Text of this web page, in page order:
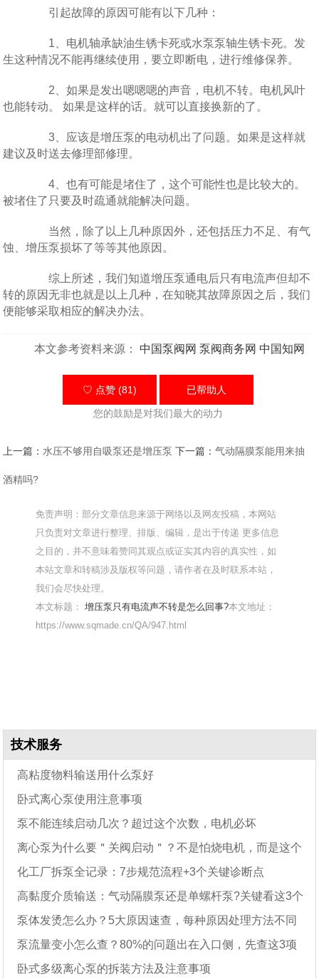
引起故障的原因可能有以下几种：
1、电机轴承缺油生锈卡死或水泵泵轴生锈卡死。发
生这种情况不能再继续使用，要立即断电，进行维修保养。
2、如果是发出嗯嗯嗯的声音，电机不转。电机风叶
也能转动。 如果是这样的话。就可以直接换新的了。
3、应该是增压泵的电动机出了问题。如果是这样就
建议及时送去修理部修理。
4、也有可能是堵住了，这个可能性也是比较大的。
被堵住了只要及时疏通就能解决问题。
当然，除了以上几种原因外，还包括压力不足、有气
蚀、增压泵损坏了等等其他原因。
综上所述，我们知道增压泵通电后只有电流声但却不
转的原因无非也就是以上几种，在知晓其故障原因之后，我们
便能够采取相应的解决办法。
本文参考资料来源： 中国泵阀网 泵阀商务网 中国知网
♡ 点赞 (81) 已帮助 人
您的鼓励是对我们最大的动力
上一篇： 水压不够用自吸泵还是增压泵 下一篇：气动隔膜泵能用来抽
酒精吗?
免责声明：部分文章信息来源于网络以及网友投稿，本网站
只负责对文章进行整理、排版、编辑，是出于传递 更多信息
之目的，并不意味着赞同其观点或证实其内容的真实性，如
本站文章和转稿涉及版权等问题，请作者在及时联系本站，
我们会尽快处理。
本文标题：增压泵只有电流声不转是怎么回事?本文地址：
https://www.sqmade.cn/QA/947.html
技术服务
高粘度物料输送用什么泵好
卧式离心泵使用注意事项
泵不能连续启动几次？超过这个次数，电机必坏
离心泵为什么要＂关阀启动＂？不是怕烧电机，而是这个
原因化工厂拆泵全记录：7步规范流程+3个关键诊断点
高黏度介质输送：气动隔膜泵还是单螺杆泵?关键看这3个
参数泵体发烫怎么办？5大原因速查，每种原因处理方法不同
泵流量变小怎么查？80%的问题出在入口侧，先查这3项
卧式多级离心泵的拆装方法及注意事项